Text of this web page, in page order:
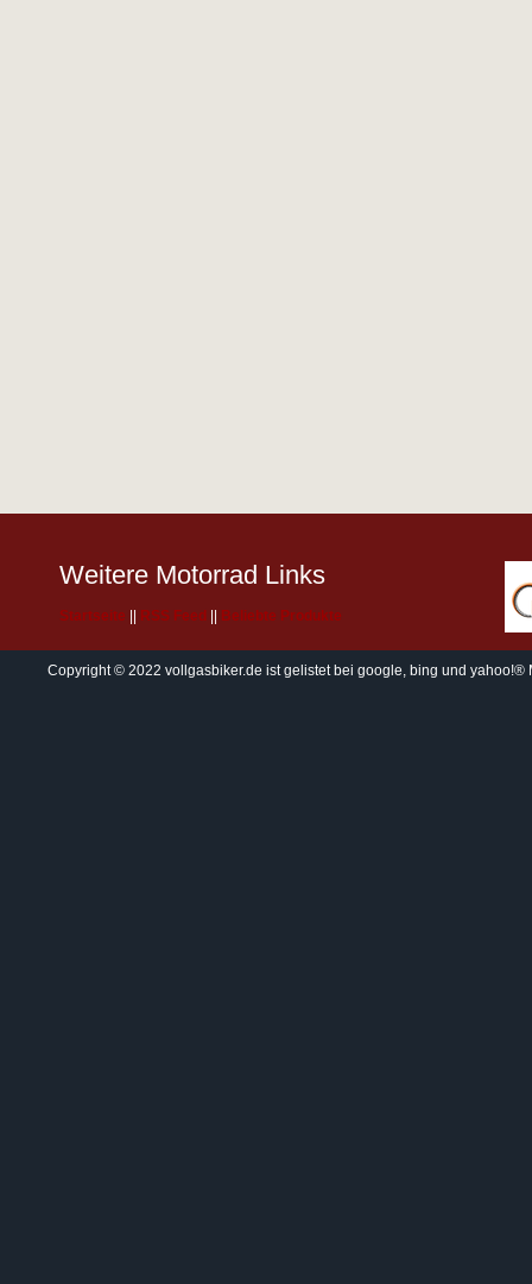
Weitere Motorrad Links
Startseite RSS Feed Beliebte Produkte
Copyright © 2022 vollgasbiker.de ist gelistet bei google, bing und yahoo!®